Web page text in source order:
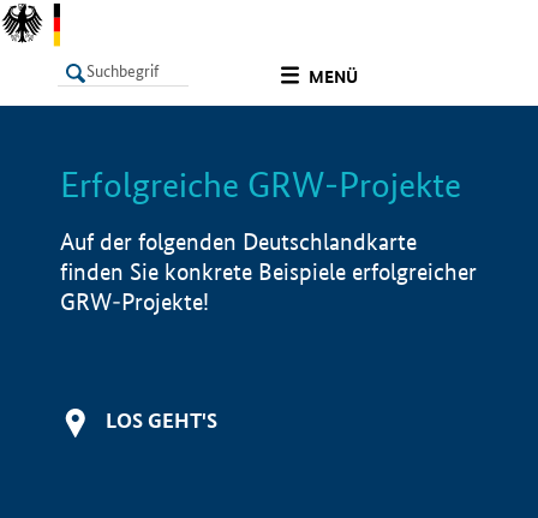
MENÜ
LISTE Info
Erfolgreiche GRW-Projekte
Auf der folgenden Deutschlandkarte
finden Sie konkrete Beispiele erfolgreicher
GRW-Projekte!
LOS GEHT'S